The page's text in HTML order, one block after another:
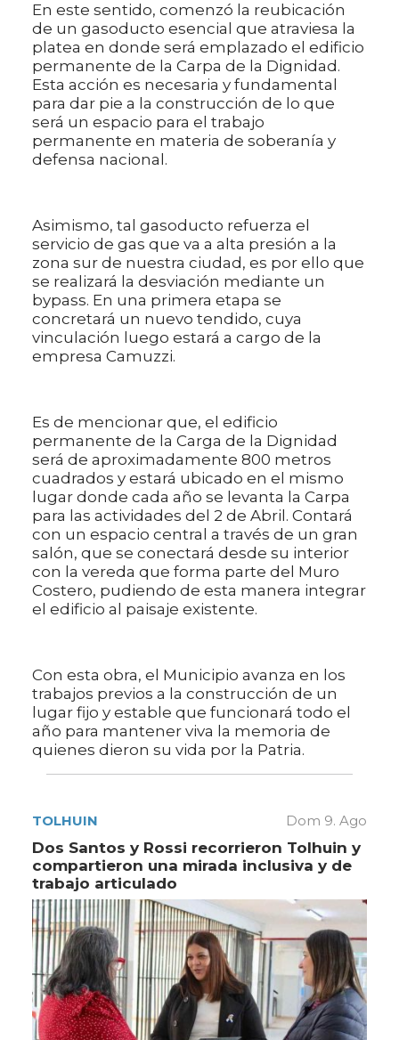
En este sentido, comenzó la reubicación
de un gasoducto esencial que atraviesa la
platea en donde será emplazado el edificio
permanente de la Carpa de la Dignidad.
Esta acción es necesaria y fundamental
para dar pie a la construcción de lo que
será un espacio para el trabajo
permanente en materia de soberanía y
defensa nacional.
Asimismo, tal gasoducto refuerza el
servicio de gas que va a alta presión a la
zona sur de nuestra ciudad, es por ello que
se realizará la desviación mediante un
bypass. En una primera etapa se
concretará un nuevo tendido, cuya
vinculación luego estará a cargo de la
empresa Camuzzi.
Es de mencionar que, el edificio
permanente de la Carga de la Dignidad
será de aproximadamente 800 metros
cuadrados y estará ubicado en el mismo
lugar donde cada año se levanta la Carpa
para las actividades del 2 de Abril. Contará
con un espacio central a través de un gran
salón, que se conectará desde su interior
con la vereda que forma parte del Muro
Costero, pudiendo de esta manera integrar
el edificio al paisaje existente.
Con esta obra, el Municipio avanza en los
trabajos previos a la construcción de un
lugar fijo y estable que funcionará todo el
año para mantener viva la memoria de
quienes dieron su vida por la Patria.
TOLHUIN Dom 9. Ago
Dos Santos y Rossi recorrieron Tolhuin y
compartieron una mirada inclusiva y de
trabajo articulado